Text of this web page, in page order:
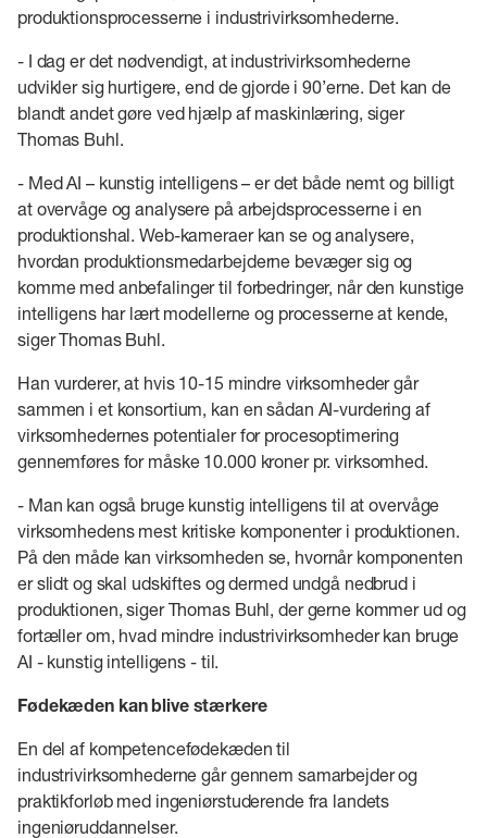
produktionsprocesserne i industrivirksomhederne.
- I dag er det nødvendigt, at industrivirksomhederne
udvikler sig hurtigere, end de gjorde i 90’erne. Det kan de
blandt andet gøre ved hjælp af maskinlæring, siger
Thomas Buhl.
- Med AI – kunstig intelligens – er det både nemt og billigt
at overvåge og analysere på arbejdsprocesserne i en
produktionshal. Web-kameraer kan se og analysere,
hvordan produktionsmedarbejderne bevæger sig og
komme med anbefalinger til forbedringer, når den kunstige
intelligens har lært modellerne og processerne at kende,
siger Thomas Buhl.
Han vurderer, at hvis 10-15 mindre virksomheder går
sammen i et konsortium, kan en sådan AI-vurdering af
virksomhedernes potentialer for procesoptimering
gennemføres for måske 10.000 kroner pr. virksomhed.
- Man kan også bruge kunstig intelligens til at overvåge
virksomhedens mest kritiske komponenter i produktionen.
På den måde kan virksomheden se, hvornår komponenten
er slidt og skal udskiftes og dermed undgå nedbrud i
produktionen, siger Thomas Buhl, der gerne kommer ud og
fortæller om, hvad mindre industrivirksomheder kan bruge
AI - kunstig intelligens - til.
Fødekæden kan blive stærkere
En del af kompetencefødekæden til
industrivirksomhederne går gennem samarbejder og
praktikforløb med ingeniørstuderende fra landets
ingeniøruddannelser.